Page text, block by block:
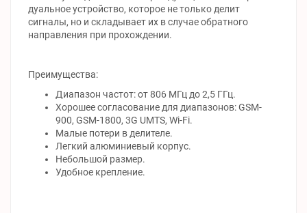
дуальное устройство, которое не только делит
сигналы, но и складывает их в случае обратного
направления при прохождении.
Преимущества:
Диапазон частот: от 806 МГц до 2,5 ГГц.
Хорошее согласование для диапазонов: GSM-
900, GSM-1800, 3G UMTS, Wi-Fi.
Малые потери в делителе.
Легкий алюминиевый корпус.
Небольшой размер.
Удобное крепление.